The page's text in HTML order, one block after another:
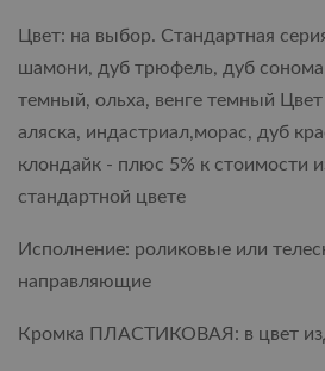
Цвет: на выбор. Стандартная
шамони, дуб трюфель, дуб
темный, ольха, венге темный
аляска, индастриал,морас, дуб
клондайк - плюс 5% к стоимости
стандартной цвете
Исполнение: роликовые или
направляющие
Кромка ПЛАСТИКОВАЯ: в цвет